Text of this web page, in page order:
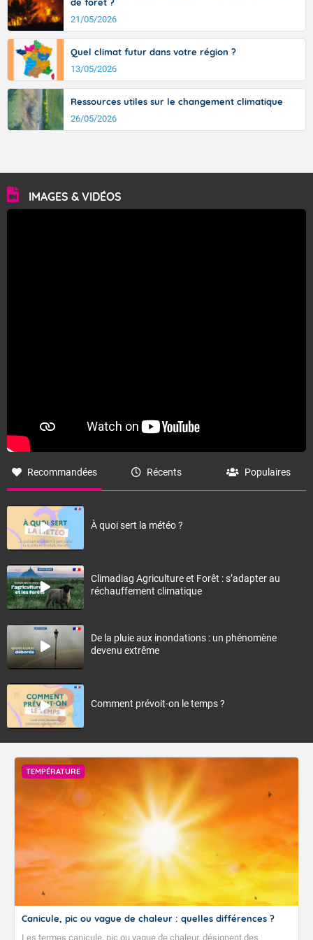
21/05/2026
Quel climat futur dans votre région ?
13/05/2026
Ressources utiles sur le changement climatique
26/05/2026
IMAGES & VIDÉOS
Recommandées Récents Populaires
À quoi sert la météo ?
Climadiag Agriculture et Forêt : s’adapter au
réchauffement climatique
De la pluie aux inondations : un phénomène
devenu extrême
Comment prévoit-on le temps ?
TEMPÉRATURE
Canicule, pic ou vague de chaleur : quelles différences ?
Les termes canicule, pic ou vague de chaleur, désignent des